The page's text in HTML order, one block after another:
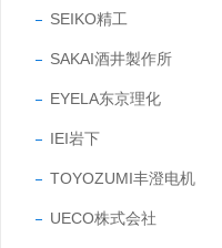
SEIKO精工
SAKAI酒井製作所
EYELA东京理化
IEI岩下
TOYOZUMI丰澄电机
UECO株式会社